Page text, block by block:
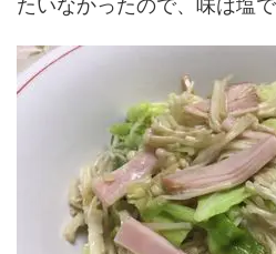
たいなかったので、味は塩で